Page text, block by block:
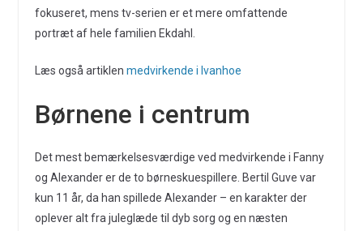
fokuseret, mens tv-serien er et mere omfattende
portræt af hele familien Ekdahl.
Læs også artiklen medvirkende i Ivanhoe
Børnene i centrum
Det mest bemærkelsesværdige ved medvirkende i Fanny
og Alexander er de to børneskuespillere. Bertil Guve var
kun 11 år, da han spillede Alexander – en karakter der
oplever alt fra juleglæde til dyb sorg og en næsten